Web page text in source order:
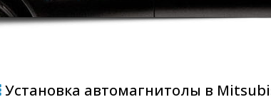
Установка автомагнитолы в